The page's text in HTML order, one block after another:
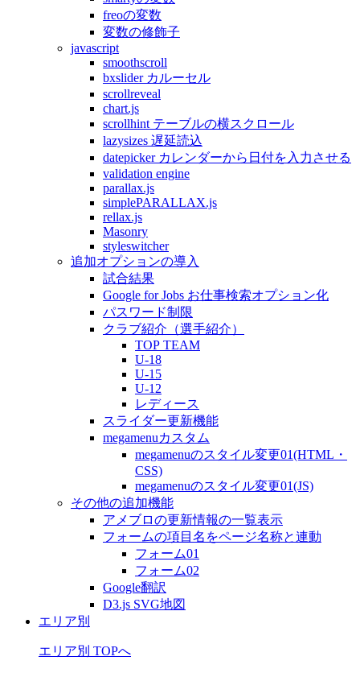
freoの変数
変数の修飾子
javascript
smoothscroll
bxslider カルーセル
scrollreveal
chart.js
scrollhint テーブルの横スクロール
lazysizes 遅延読込
datepicker カレンダーから日付を入力させる
validation engine
parallax.js
simplePARALLAX.js
rellax.js
Masonry
styleswitcher
追加オプションの導入
試合結果
Google for Jobs お仕事検索オプション化
パスワード制限
クラブ紹介（選手紹介）
TOP TEAM
U-18
U-15
U-12
レディース
スライダー更新機能
megamenuカスタム
megamenuのスタイル変更01(HTML・
CSS)
megamenuのスタイル変更01(JS)
その他の追加機能
アメブロの更新情報の一覧表示
フォームの項目名をページ名称と連動
フォーム01
フォーム02
Google翻訳
D3.js SVG地図
エリア別
エリア別 TOPへ